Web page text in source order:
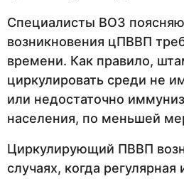
Специалисты ВОЗ
возникновения цПВВП
времени. Как правило,
циркулировать среди не
или недостаточно
населения, по меньшей
Циркулирующий ПВВП
случаях, когда